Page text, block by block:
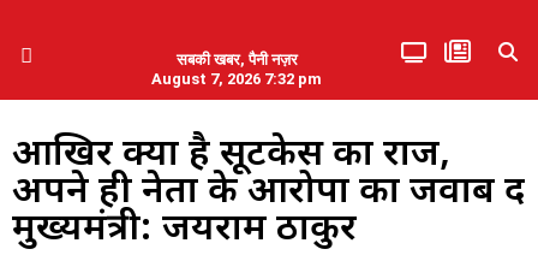
सबकी खबर, पैनी नज़र
August 7, 2026 7:32 pm
आखिर क्या है सूटकेस का राज,
अपने ही नेता के आरोपों का जवाब दें
मुख्यमंत्री: जयराम ठाकुर